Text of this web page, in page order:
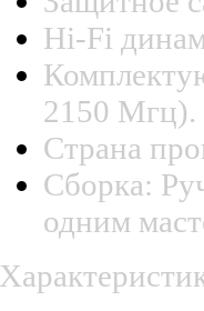
Hi-Fi
2150 Мгц).
Страна
Сборка:
одним